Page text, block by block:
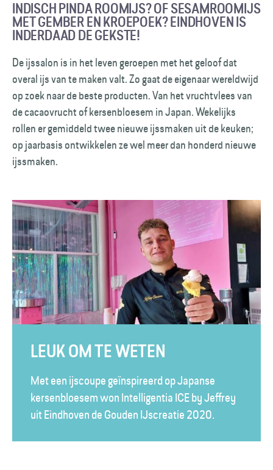
INDISCH PINDA ROOMIJS? OF SESAMROOMIJS
MET GEMBER EN KROEPOEK? EINDHOVEN IS
INDERDAAD DE GEKSTE!
De ijssalon is in het leven geroepen met het geloof dat
overal ijs van te maken valt. Zo gaat de eigenaar wereldwijd
op zoek naar de beste producten. Van het vruchtvlees van
de cacaovrucht of kersenbloesem in Japan. Wekelijks
rollen er gemiddeld twee nieuwe ijssmaken uit de keuken;
op jaarbasis ontwikkelen ze wel meer dan honderd nieuwe
ijssmaken.
LEUK OM TE WETEN
Met een ijscoupe geïnspireerd op Japanse
kersenbloesem won Intelligentia ICE by Jeffrey
uit Eindhoven de Gouden IJscreatie 2020.